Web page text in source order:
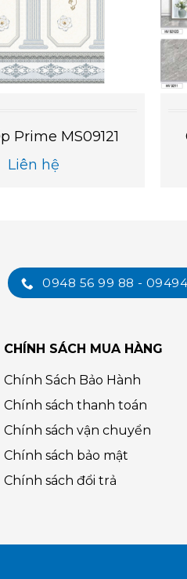
Prime MS09121
Liên hệ
0948 56 99 88 -
CHÍNH SÁCH MUA HÀNG
Chính Sách Bảo Hành
Chính sách thanh toán
Chính sách vận chuyển
Chính sách bảo mật
Chính sách đổi trả